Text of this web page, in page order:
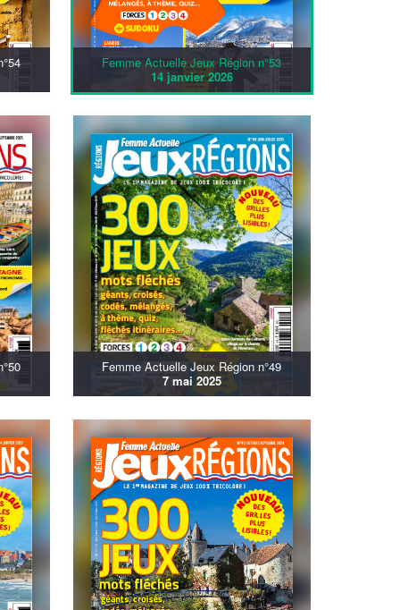
Femme Actuelle Jeux Région n°53
14 janvier 2026
Femme Actuelle Jeux Région n°49
7 mai 2025